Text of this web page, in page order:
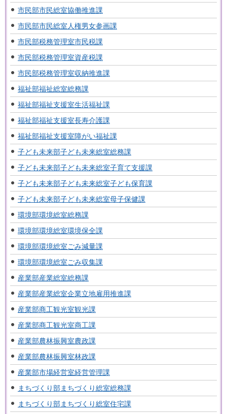
市民部市民総室協働推進課
市民部市民総室人権男女参画課
市民部税務管理室市民税課
市民部税務管理室資産税課
市民部税務管理室収納推進課
福祉部福祉総室総務課
福祉部福祉支援室生活福祉課
福祉部福祉支援室長寿介護課
福祉部福祉支援室障がい福祉課
子ども未来部子ども未来総室総務課
子ども未来部子ども未来総室子育て支援課
子ども未来部子ども未来総室子ども保育課
子ども未来部子ども未来総室母子保健課
環境部環境総室総務課
環境部環境総室環境保全課
環境部環境総室ごみ減量課
環境部環境総室ごみ収集課
産業部産業総室総務課
産業部産業総室企業立地雇用推進課
産業部商工観光室観光課
産業部商工観光室商工課
産業部農林振興室農政課
産業部農林振興室林政課
産業部市場経営室経営管理課
まちづくり部まちづくり総室総務課
まちづくり部まちづくり総室住宅課